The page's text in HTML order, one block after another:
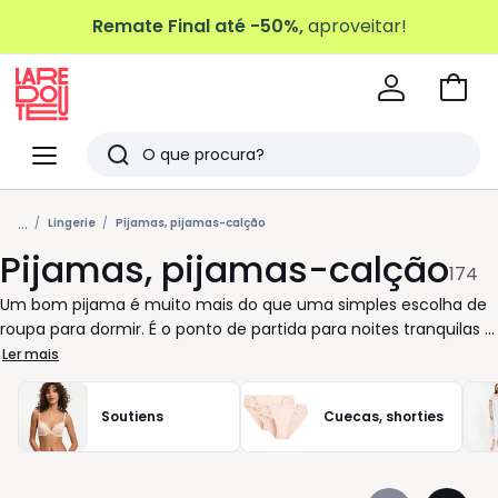
Remate Final até -50%,aproveitar!
Menu
Redoute
Pesquisar
Últimos
artigos
vistos
Ir
... Lingerie Pijamas, pijamas-calção
Pijamas, pijamas-calção174
Um bom pijama é muito mais do que uma simples escolha de
roupa para dormir. É o ponto de partida para noites tranquilas e
manhãs cheias de energia. Na La Redoute, cada modelo foi
pensado para acompanhar o ritmo da mulher moderna, que
valoriza conforto, praticidade e um toque de charme no seu
dia a dia. Há opções para todos os gostos e necessidades:
pijamas de manga comprida para quem aprecia o aconchego,
Ler mais
Soutiens Cuecas, shorties